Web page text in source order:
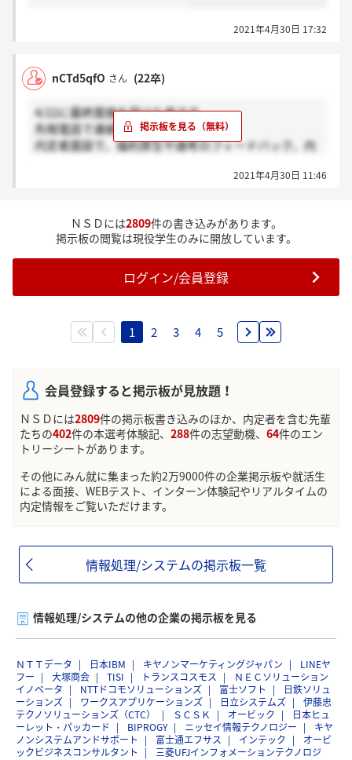
2021年4月30日 17:32
nCTd5qfO さん (22卒)
4/22に最終面接を受けた者です。
先程電話で連絡が来ました。
内定者面談で、福利厚生や選考のフィードバック、内
2021年4月30日 11:46
ＮＳＤには2809件の書き込みがあります。
掲示板の閲覧は現役学生のみに開放しています。
ログイン/会員登録
1 2 3 4 5
会員登録すると掲示板が見放題！
ＮＳＤには2809件の掲示板書き込みのほか、内定者を含む先輩
たちの402件の本選考体験記、 288件の志望動機、 64件のエン
トリーシートがあります。
その他にみん就に集まった約2万9000件の企業掲示板や就活生
による面接、WEBテスト、インターン体験記やリアルタイムの
内定情報をご覧いただけます。
情報処理/システムの掲示板一覧
情報処理/システムの他の企業の掲示板を見る
ＮＴＴデータ 日本IBM キヤノンマーケティングジャパン
LINEヤ
フー
大塚商会 TISI トランスコスモス
ＮＥＣソリューション
イノベータ
NTTドコモソリューションズ 富士ソフト
日鉄ソリュ
ーションズ
ワークスアプリケーションズ 日立システムズ
伊藤忠
テクノソリューションズ（CTC）
ＳＣＳＫ オービック
日本ヒュ
ーレット・パッカード
BIPROGY ニッセイ情報テクノロジー
キヤ
ノンシステムアンドサポート
富士通エフサス インテック
オービ
ックビジネスコンサルタント
三菱UFJインフォメーションテクノロジ